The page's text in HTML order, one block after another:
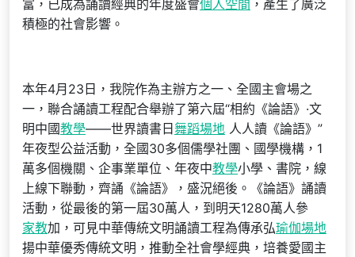
富，已成為誦讀經典的年度盛會個人空間 ，產生了廣泛
積極的社會影響。
本年4月23日，我院作為主辦方之一、全國主會場之
一，聯合誦讀工程配合舉辦了第六屆“相約《論語》·文
明中國教學——世界讀書日 舞蹈場地 人人讀《論語》”
年夜型公益活動，全國30多個儒學社團、國學機構，1
萬多個機關、企事業單位、年夜中教學小學、書院，線
上線下聯動，齊誦《論語》，盛況絕後。《論語》誦讀
活動，從最後的第一屆30萬人，到明天1280萬人參
家教加，可見中華傳統文明誦讀工程為傳承弘瑜伽場地
揚中華優秀傳統文明，推動全社會學經典，培養愛國主